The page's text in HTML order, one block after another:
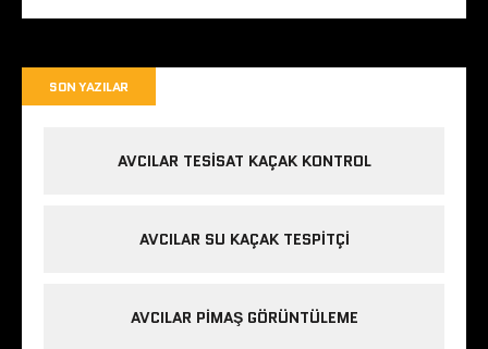
SON YAZILAR
AVCILAR TESISAT KAÇAK KONTROL
AVCILAR SU KAÇAK TESPITÇI
AVCILAR PIMAŞ GÖRÜNTÜLEME